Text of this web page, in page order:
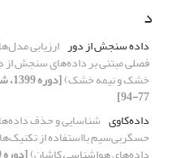
د
داده سنجش از دور ارزیابی
فصلی مبتنی بر داده‌های سنجش از
خشک و نیمه خشک)
77-94]
داده‌کاوی شناسایی و حذف
حسگربی‌سیم با‌استفاده از